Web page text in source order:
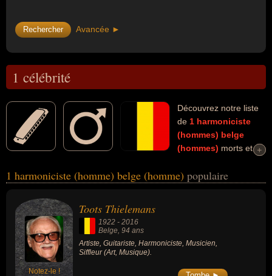
Avancée ►
1 célébrité
Découvrez notre liste
de 1 harmoniciste
(hommes) belge
(hommes) morts et
personnalités (de sexe masculin) peuvent avoir des liens variés
peuvent également avoir été artiste, guitariste, musicien ou siffleur.
+
+
1 harmoniciste (homme) belge (homme) populaire
Notez-le !
Toots Thielemans
1922 - 2016
Belge, 94 ans
Artiste, Guitariste, Harmoniciste, Musicien,
Siffleur (Art, Musique).